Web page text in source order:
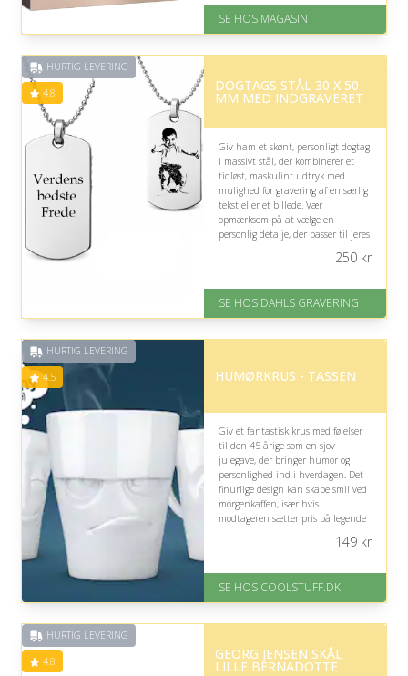
På lager
Levering: 1-3 dage
God Trustpilot rating på 4.1 ud
SE HOS MAGASIN
HURTIG LEVERING
4.8 DOGTAGS STÅL 30 X 50
MM MED INDGRAVERET
Giv ham et skønt, personligt dogtag
i massivt stål, der kombinerer et
tidløst, maskulint udtryk med
mulighed for gravering af en særlig
tekst eller et billede. Vær
opmærksom på at vælge en
personlig detalje, der passer til jeres
Fremragende Trustpilot rating
250kr
SE HOS DAHLS GRAVERING
HURTIG LEVERING
4.5 HUMØRKRUS - TASSEN
Giv et fantastisk krus med følelser
til den 45-årige som en sjov
julegave, der bringer humor og
personlighed ind i hverdagen. Det
finurlige design kan skabe smil ved
morgenkaffen, især hvis
modtageren sætter pris på legende
er 1-3 hverdage.
på 4.5 ud af 5
149kr
SE HOS COOLSTUFF.DK
HURTIG LEVERING
4.8 GEORG JENSEN SKÅL
LILLE BERNADOTTE